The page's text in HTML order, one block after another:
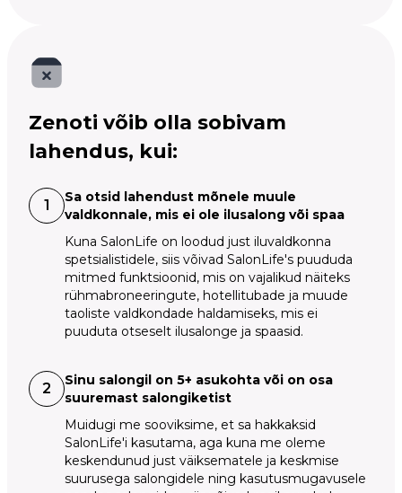
Zenoti võib olla sobivam
lahendus, kui:
1
Sa otsid lahendust mõnele muule
valdkonnale, mis ei ole ilusalong või spaa
Kuna SalonLife on loodud just iluvaldkonna
spetsialistidele, siis võivad SalonLife's puududa
mitmed funktsioonid, mis on vajalikud näiteks
rühmabroneeringute, hotellitubade ja muude
taoliste valdkondade haldamiseks, mis ei
puuduta otseselt ilusalonge ja spaasid.
2
Sinu salongil on 5+ asukohta või on osa
suuremast salongiketist
Muidugi me sooviksime, et sa hakkaksid
SalonLife'i kasutama, aga kuna me oleme
keskendunud just väiksematele ja keskmise
suurusega salongidele ning kasutusmugavusele